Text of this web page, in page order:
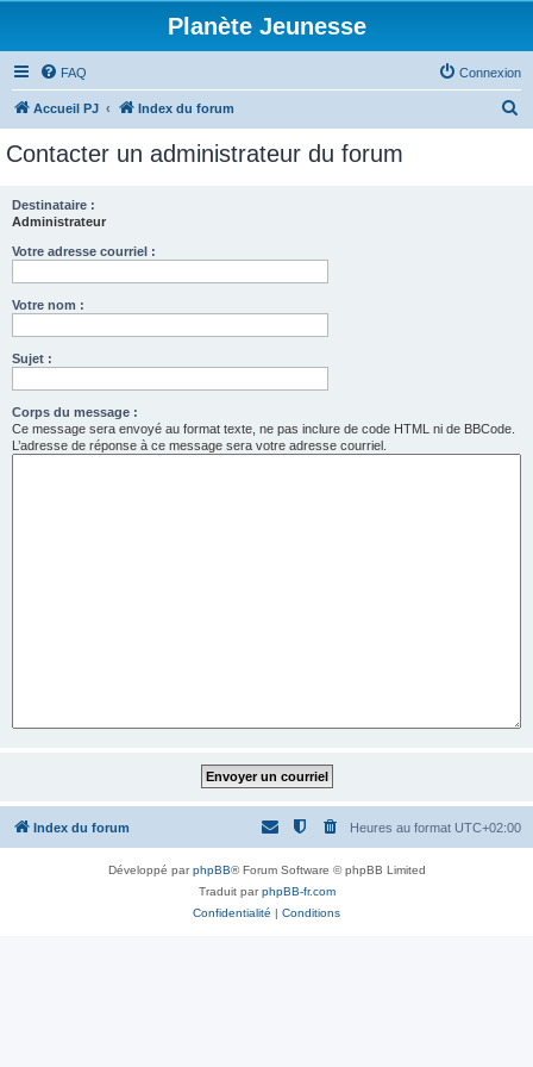
Planète Jeunesse
FAQ Connexion
Accueil PJ Index du forum
Contacter un administrateur du forum
Destinataire :
Administrateur
Votre adresse courriel :
Votre nom :
Sujet :
Corps du message :
Ce message sera envoyé au format texte, ne pas inclure de code HTML ni de BBCode.
L’adresse de réponse à ce message sera votre adresse courriel.
Index du forum Heures au format UTC+02:00
Développé parphpBB® Forum Software © phpBB Limited
Traduit parphpBB-fr.com
Confidentialité | Conditions